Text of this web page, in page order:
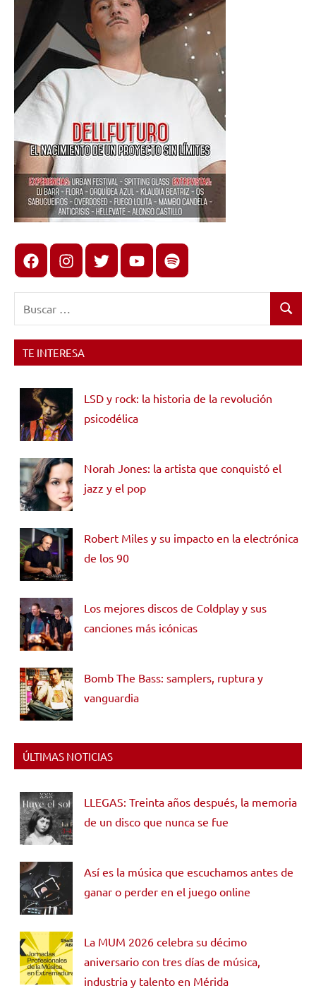
FacebookInstagram
X youtubespotify
Buscar
TE INTERESA
LSD y rock: la historia de la revolución
psicodélica
Norah Jones: la artista que conquistó el
jazz y el pop
Robert Miles y su impacto en la electrónica
de los 90
Los mejores discos de Coldplay y sus
canciones más icónicas
Bomb The Bass: samplers, ruptura y
vanguardia
ÚLTIMAS NOTICIAS
LLEGAS: Treinta años después, la memoria
de un disco que nunca se fue
Así es la música que escuchamos antes de
ganar o perder en el juego online
La MUM 2026 celebra su décimo
aniversario con tres días de música,
industria y talento en Mérida